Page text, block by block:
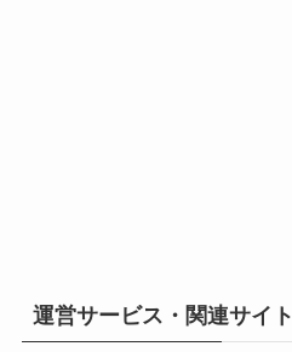
運営サービス・関連サイト